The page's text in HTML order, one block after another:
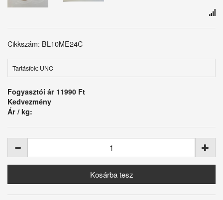
Cikkszám: BL10ME24C
Tartásfok: UNC
Fogyasztói ár 11990 Ft
Kedvezmény
Ár / kg: